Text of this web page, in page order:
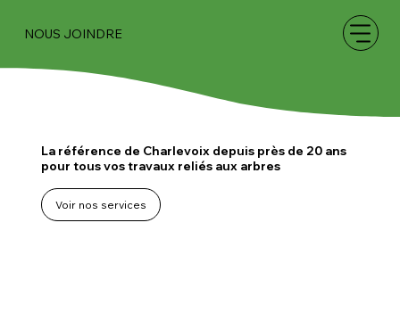
NOUS JOINDRE
La référence de Charlevoix depuis près de 20 ans
pour tous vos travaux reliés aux arbres
Voir nos services